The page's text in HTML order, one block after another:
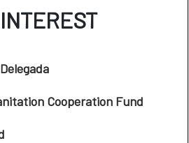
Cooperation Fund